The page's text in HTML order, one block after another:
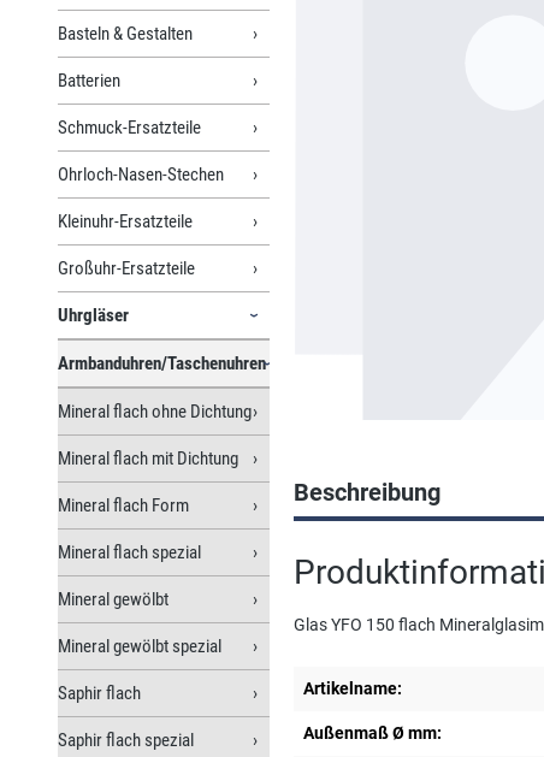
Basteln & Gestalten
Batterien
Schmuck-Ersatzteile
Ohrloch-Nasen-Stechen
Kleinuhr-Ersatzteile
Großuhr-Ersatzteile
Uhrgläser
Armbanduhren/Taschenuhren
Mineral flach ohne Dichtung
Mineral flach mit Dichtung
Mineral flach Form
Mineral flach spezial
Mineral gewölbt
Mineral gewölbt spezial
Saphir flach
Saphir flach spezial
Beschreibung
Glas YFO 150 flach
Artikelname:
Außenmaß Ø mm: